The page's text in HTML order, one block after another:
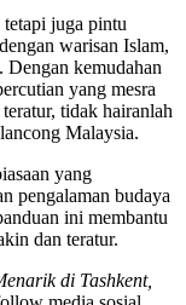
juga pintu
warisan Islam,
Dengan kemudahan
yang mesra
tidak hairanlah
Malaysia.
yang
pengalaman budaya
ini membantu
dan teratur.
di Tashkent,